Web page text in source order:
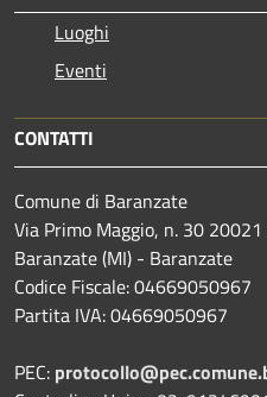
Luoghi
Eventi
CONTATTI
Comune di Baranzate
Via Primo Maggio, n. 30
Baranzate (MI) - Baranzate
Codice Fiscale: 04669050967
Partita IVA: 04669050967
PEC: